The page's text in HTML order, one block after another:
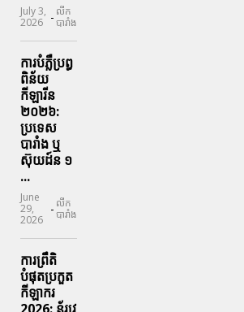
July 3,
2026 - លីក
បារាំង
ការបំភ្លឺប្រព្ធ​
ពិន័យ​
កីឡារីន​
២០២៦:
ប្រទេស​
បារាំង​ ឬ​
ស៊ុយដ៍ន​ ១
...
June
29,
2026
- លីក
បារាំង
ការព្រឹតិ
បំផុតប្រកួត
កីឡាករ